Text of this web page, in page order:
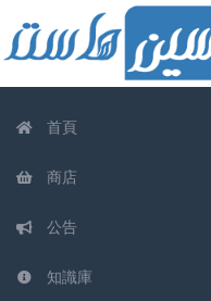
首頁
商店
公告
知識庫